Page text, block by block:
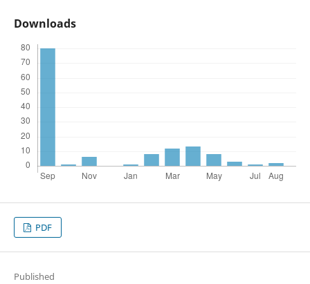
Downloads
PDF
Published